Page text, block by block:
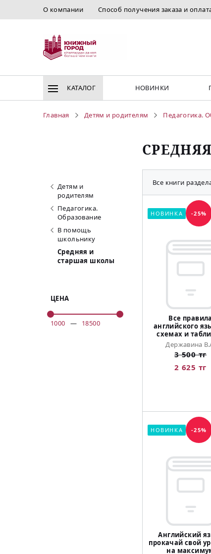
О компании Способ получения заказа и
КАТАЛОГ НОВИНКИ
Главная Детям и родителям Педагогика.
Детям и
родителям
Педагогика.
Образование
В помощь
школьнику
Средняя и
старшая школы
ЦЕНА
1000 — 18500
Все книги
НОВИНКА -25%
Все правила
английского
схемах и
Державина
3 500 тг
2 625 тг
НОВИНКА -25%
Английский
прокачай свой
на